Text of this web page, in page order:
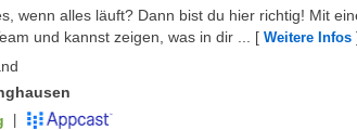
wenn alles läuft? Dann bist du hier richtig! Mit
und kannst zeigen, was in dir ...
[ Weitere Infos